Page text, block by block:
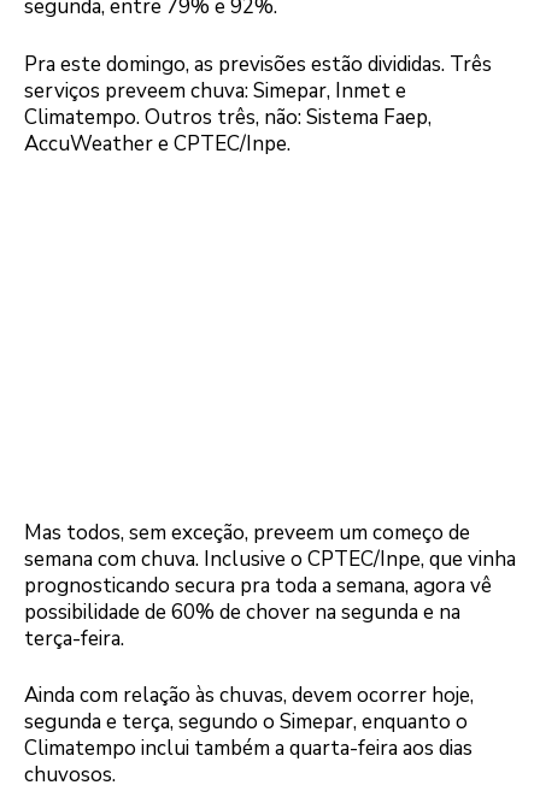
segunda, entre 79% e 92%.
Pra este domingo, as previsões estão divididas. Três
serviços preveem chuva: Simepar, Inmet e
Climatempo. Outros três, não: Sistema Faep,
AccuWeather e CPTEC/Inpe.
Mas todos, sem exceção, preveem um começo de
semana com chuva. Inclusive o CPTEC/Inpe, que vinha
prognosticando secura pra toda a semana, agora vê
possibilidade de 60% de chover na segunda e na
terça-feira.
Ainda com relação às chuvas, devem ocorrer hoje,
segunda e terça, segundo o Simepar, enquanto o
Climatempo inclui também a quarta-feira aos dias
chuvosos.